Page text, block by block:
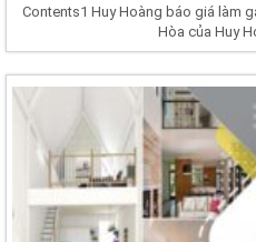
Contents1 Huy Hoàng báo giá làm
Hòa của Huy